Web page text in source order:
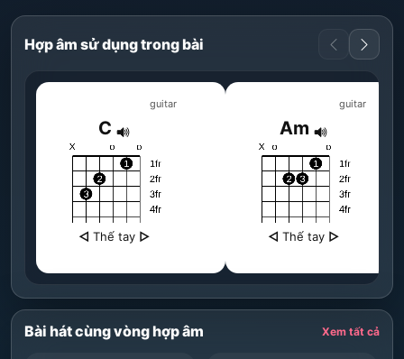
Hợp âm sử dụng trong bài
guitar
C
◁ Thế tay ▷
guitar
Am
◁ Thế tay ▷
Bài hát cùng vòng hợp âm Xem tất cả